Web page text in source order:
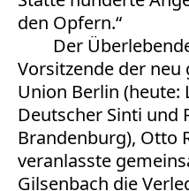
den Opfern.“
Der
Vorsitzende der
Union Berlin (heute:
Deutscher Sinti und
Brandenburg), Otto
veranlasste
Gilsenbach die